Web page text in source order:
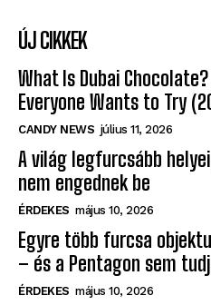
What Is Dubai
Everyone Wants to Try
CANDY NEWS július 11, 2026
A világ legfurcsább
nem engednek be
ÉRDEKES május 10, 2026
Egyre több furcsa
– és a Pentagon sem
ÉRDEKES május 10, 2026
MOST NAGYON FUT